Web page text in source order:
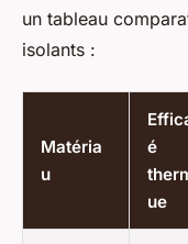
un tableau
isolants :
Matéria
u
é
ue